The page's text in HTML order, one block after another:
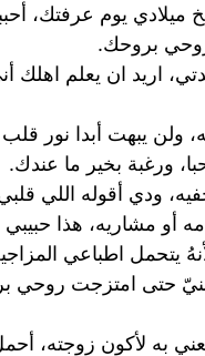
يوم عرفتك،
روحي بروحك.
اريد ان يعلم اهلك
ولن يبهت أبدا
ورغبة بخير ما عندك.
ودي أقوله اللي
مشاريه، هذا حبيبي
يتحمل اطباعي
حتى امتزجت روحي
به لأكون زوجته،